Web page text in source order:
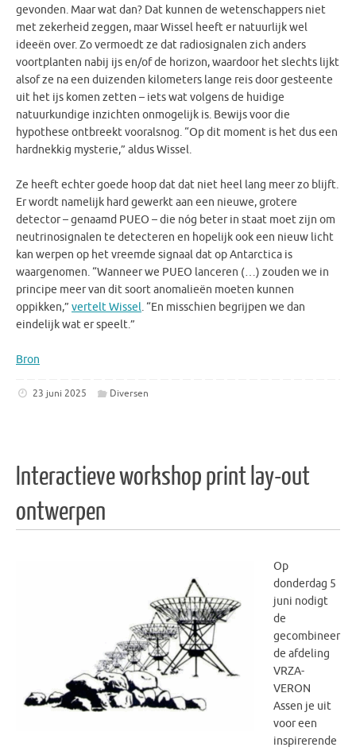
gevonden. Maar wat dan? Dat kunnen de wetenschappers niet
met zekerheid zeggen, maar Wissel heeft er natuurlijk wel
ideeën over. Zo vermoedt ze dat radiosignalen zich anders
voortplanten nabij ijs en/of de horizon, waardoor het slechts lijkt
alsof ze na een duizenden kilometers lange reis door gesteente
uit het ijs komen zetten – iets wat volgens de huidige
natuurkundige inzichten onmogelijk is. Bewijs voor die
hypothese ontbreekt vooralsnog. “Op dit moment is het dus een
hardnekkig mysterie,” aldus Wissel.
Ze heeft echter goede hoop dat dat niet heel lang meer zo blijft.
Er wordt namelijk hard gewerkt aan een nieuwe, grotere
detector – genaamd PUEO – die nóg beter in staat moet zijn om
neutrinosignalen te detecteren en hopelijk ook een nieuw licht
kan werpen op het vreemde signaal dat op Antarctica is
waargenomen. “Wanneer we PUEO lanceren (…) zouden we in
principe meer van dit soort anomalieën moeten kunnen
oppikken,” vertelt Wissel. “En misschien begrijpen we dan
eindelijk wat er speelt.”
Bron
23 juni 2025 Diversen
Interactieve workshop print lay-out
ontwerpen
Op
donderdag 5
juni nodigt
de
gecombineer
de afdeling
VRZA-
VERON
Assen je uit
voor een
inspirerende